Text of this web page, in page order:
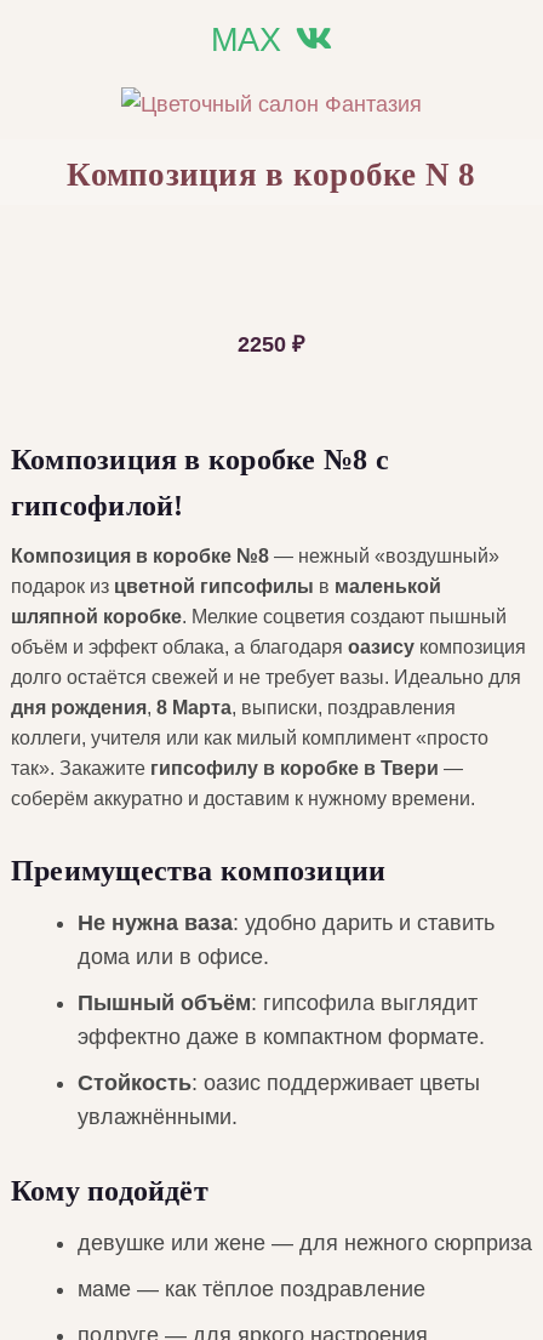
MAX
Композиция в коробке N 8
2250₽
Композиция в коробке №8 с
гипсофилой!
Композиция в коробке №8— нежный «воздушный»
подарок из цветной гипсофилы в маленькой
шляпной коробке. Мелкие соцветия создают пышный
объём и эффект облака, а благодаря оазисукомпозиция
долго остаётся свежей и не требует вазы. Идеально для
дня рождения, 8 Марта, выписки, поздравления
коллеги, учителя или как милый комплимент «просто
так». Закажите гипсофилу в коробке в Твери —
соберём аккуратно и доставим к нужному времени.
Преимущества композиции
Не нужна ваза: удобно дарить и ставить
дома или в офисе.
Пышный объём: гипсофила выглядит
эффектно даже в компактном формате.
Стойкость: оазис поддерживает цветы
увлажнёнными.
Кому подойдёт
девушке или жене — для нежного сюрприза
маме — как тёплое поздравление